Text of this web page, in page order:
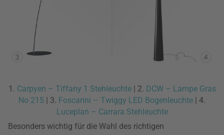
1. Carpyen – Tiffany 1 Stehleuchte| 2. DCW – Lampe Gras
No 215 | 3. Foscarini – Twiggy LED Bogenleuchte | 4.
Luceplan – Carrara Stehleuchte
Besonders wichtig für die Wahl des richtigen